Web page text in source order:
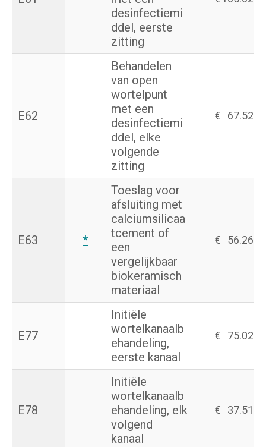
desinfectiemi
ddel, eerste
zitting
E62
Behandelen
van open
wortelpunt
met een
desinfectiemi
ddel, elke
volgende
zitting
€ 67.52
E63 *
Toeslag voor
afsluiting met
calciumsilicaa
tcement of
een
vergelijkbaar
biokeramisch
materiaal
€ 56.26
E77
Initiële
wortelkanaalb
ehandeling,
eerste kanaal
€ 75.02
E78
Initiële
wortelkanaalb
ehandeling, elk
volgend
kanaal
€ 37.51